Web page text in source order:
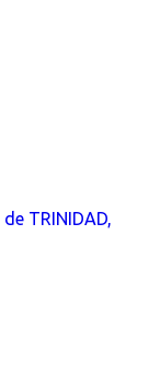
TRINIDAD,